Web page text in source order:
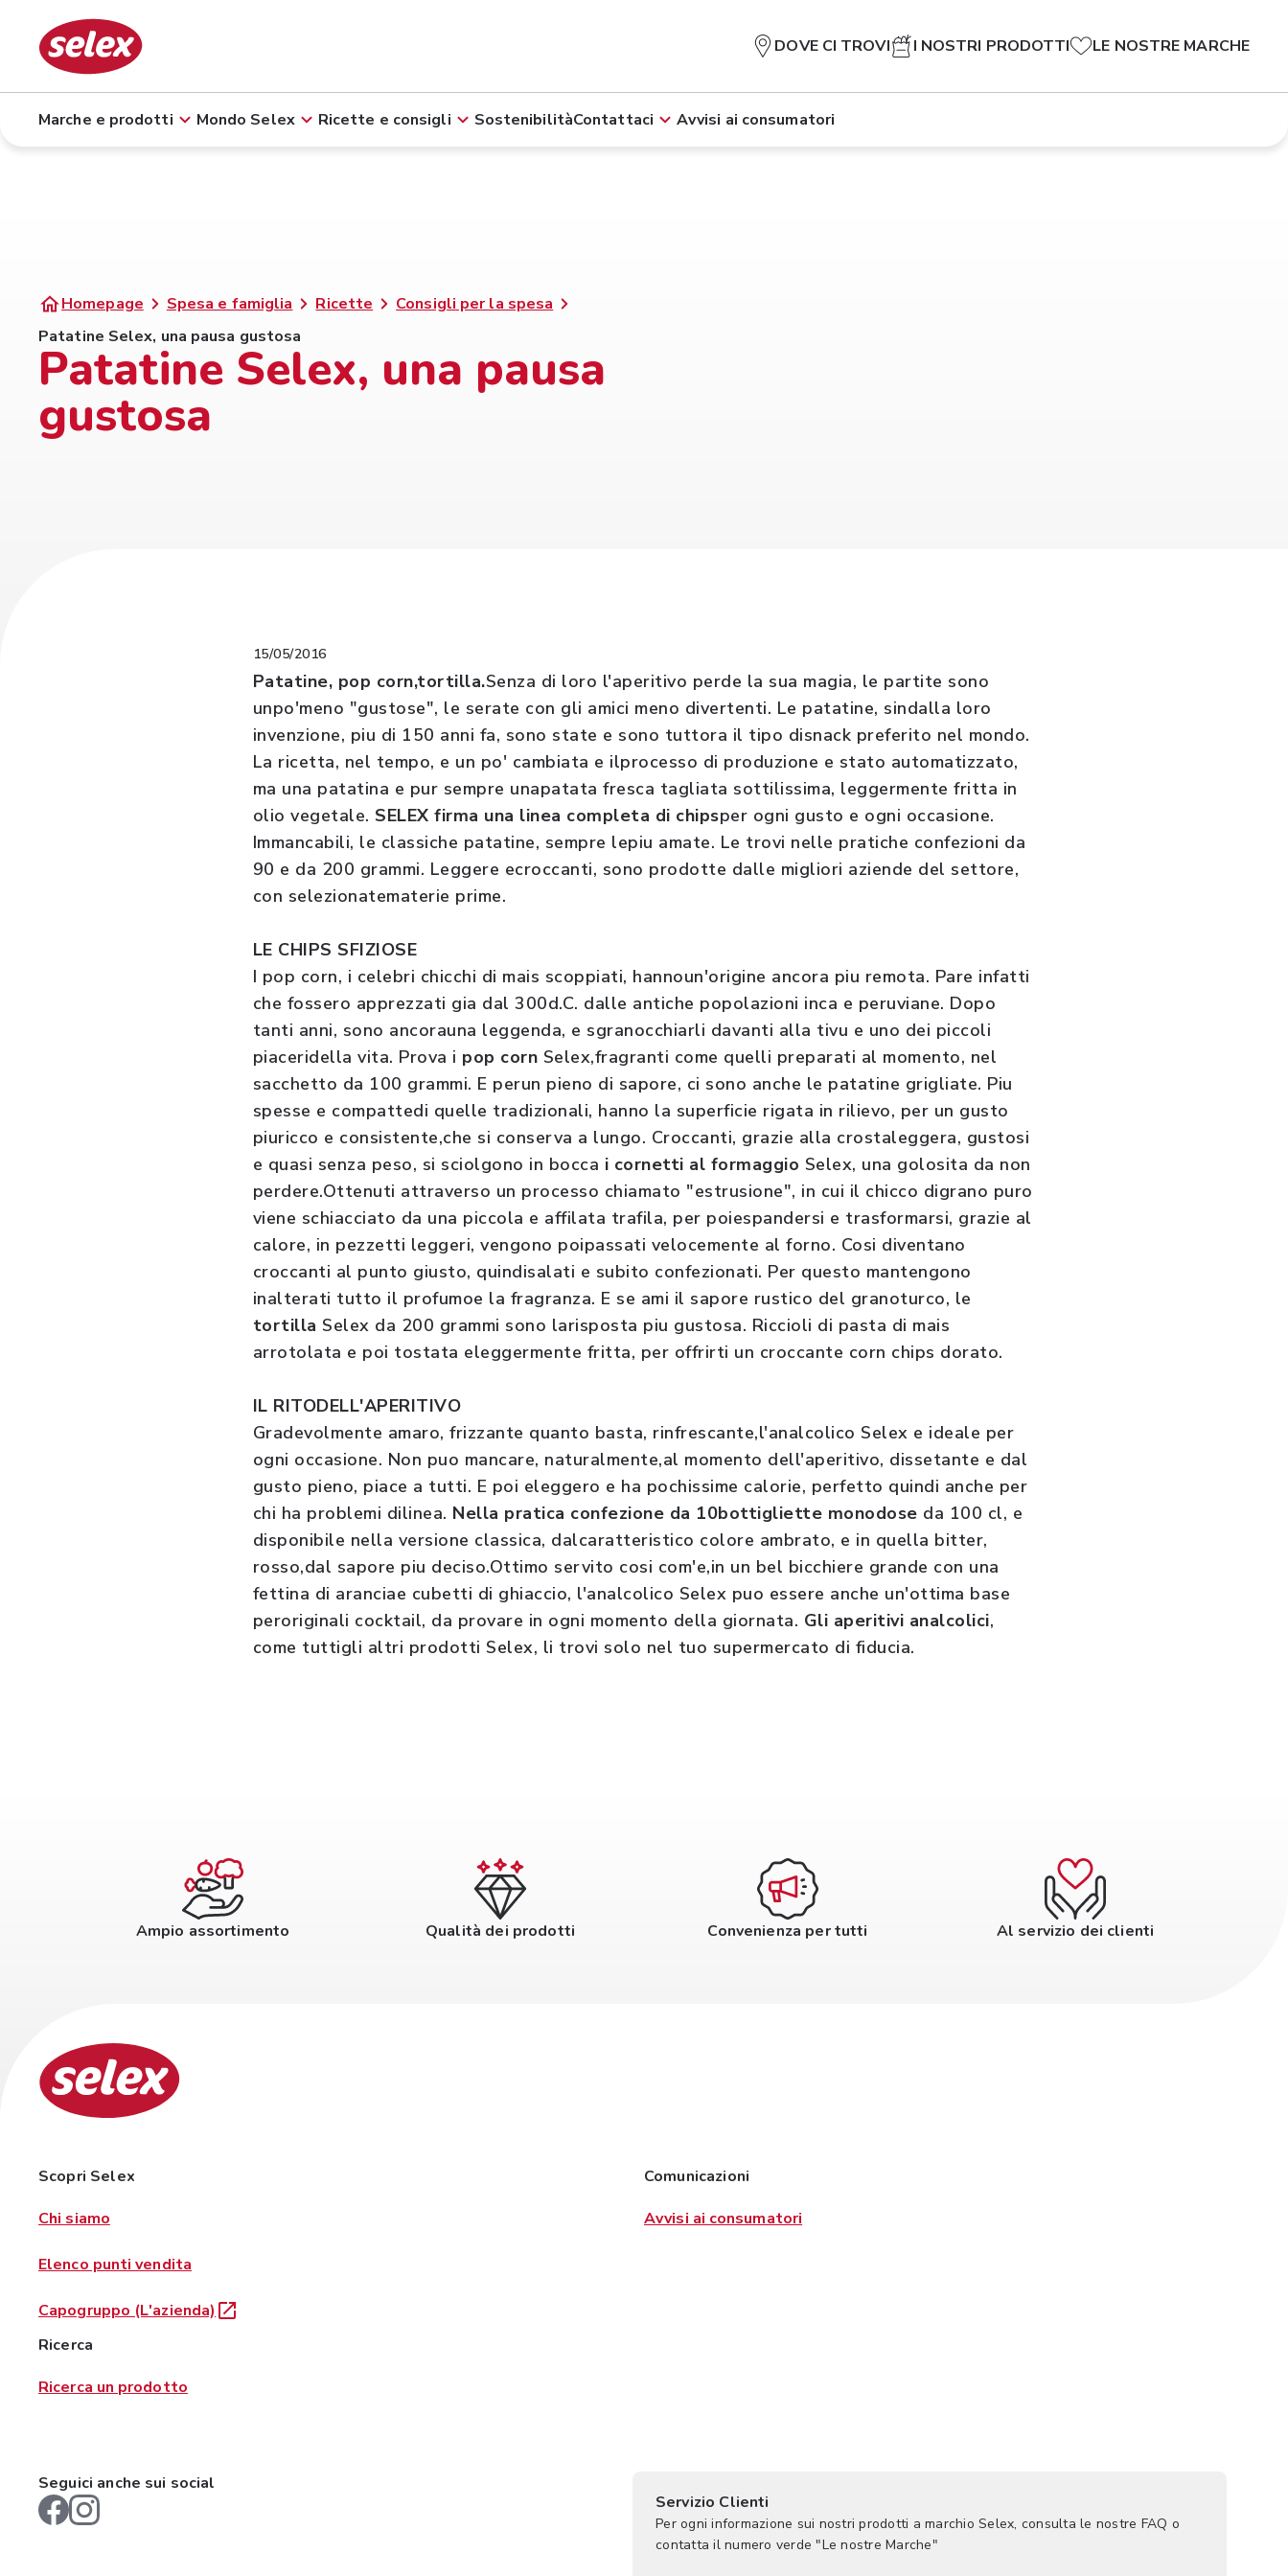
DOVE CI TROVI I NOSTRI PRODOTTI LE NOSTRE MARCHE
Marche e prodotti Mondo Selex Ricette e consigli SostenibilitàContattaci Avvisi ai consumatori
Homepage Spesa e famiglia Ricette
Consigli per la spesa
Patatine Selex, una pausa gustosa
Patatine Selex, una pausa
gustosa
15/05/2016
Patatine, pop corn,tortilla.Senza di loro l'aperitivo perde la sua magia, le partite sono
unpo'meno "gustose", le serate con gli amici meno divertenti. Le patatine, sindalla loro
invenzione, piu di 150 anni fa, sono state e sono tuttora il tipo disnack preferito nel mondo.
La ricetta, nel tempo, e un po' cambiata e ilprocesso di produzione e stato automatizzato,
ma una patatina e pur sempre unapatata fresca tagliata sottilissima, leggermente fritta in
olio vegetale. SELEX firma una linea completa di chipsper ogni gusto e ogni occasione.
Immancabili, le classiche patatine, sempre lepiu amate. Le trovi nelle pratiche confezioni da
90 e da 200 grammi. Leggere ecroccanti, sono prodotte dalle migliori aziende del settore,
con selezionatematerie prime.
LE CHIPS SFIZIOSE
I pop corn, i celebri chicchi di mais scoppiati, hannoun'origine ancora piu remota. Pare infatti
che fossero apprezzati gia dal 300d.C. dalle antiche popolazioni inca e peruviane. Dopo
tanti anni, sono ancorauna leggenda, e sgranocchiarli davanti alla tivu e uno dei piccoli
piaceridella vita. Prova i pop corn Selex,fragranti come quelli preparati al momento, nel
sacchetto da 100 grammi. E perun pieno di sapore, ci sono anche le patatine grigliate. Piu
spesse e compattedi quelle tradizionali, hanno la superficie rigata in rilievo, per un gusto
piuricco e consistente,che si conserva a lungo. Croccanti, grazie alla crostaleggera, gustosi
e quasi senza peso, si sciolgono in bocca i cornetti al formaggio Selex, una golosita da non
perdere.Ottenuti attraverso un processo chiamato "estrusione", in cui il chicco digrano puro
viene schiacciato da una piccola e affilata trafila, per poiespandersi e trasformarsi, grazie al
calore, in pezzetti leggeri, vengono poipassati velocemente al forno. Cosi diventano
croccanti al punto giusto, quindisalati e subito confezionati. Per questo mantengono
inalterati tutto il profumoe la fragranza. E se ami il sapore rustico del granoturco, le
tortilla Selex da 200 grammi sono larisposta piu gustosa. Riccioli di pasta di mais
arrotolata e poi tostata eleggermente fritta, per offrirti un croccante corn chips dorato.
IL RITODELL'APERITIVO
Gradevolmente amaro, frizzante quanto basta, rinfrescante,l'analcolico Selex e ideale per
ogni occasione. Non puo mancare, naturalmente,al momento dell'aperitivo, dissetante e dal
gusto pieno, piace a tutti. E poi eleggero e ha pochissime calorie, perfetto quindi anche per
chi ha problemi dilinea. Nella pratica confezione da 10bottigliette monodose da 100 cl, e
disponibile nella versione classica, dalcaratteristico colore ambrato, e in quella bitter,
rosso,dal sapore piu deciso.Ottimo servito cosi com'e,in un bel bicchiere grande con una
fettina di aranciae cubetti di ghiaccio, l'analcolico Selex puo essere anche un'ottima base
peroriginali cocktail, da provare in ogni momento della giornata. Gli aperitivi analcolici,
come tuttigli altri prodotti Selex, li trovi solo nel tuo supermercato di fiducia.
Ampio assortimento Qualità dei prodotti Convenienza per tutti Al servizio dei clienti
Scopri Selex
Chi siamo
Elenco punti vendita
Capogruppo (L'azienda)
Comunicazioni
Avvisi ai consumatori
Ricerca
Ricerca un prodotto
Seguici anche sui social
Servizio Clienti
Per ogni informazione sui nostri prodotti a marchio Selex, consulta le nostre FAQ o
contatta il numero verde "Le nostre Marche"